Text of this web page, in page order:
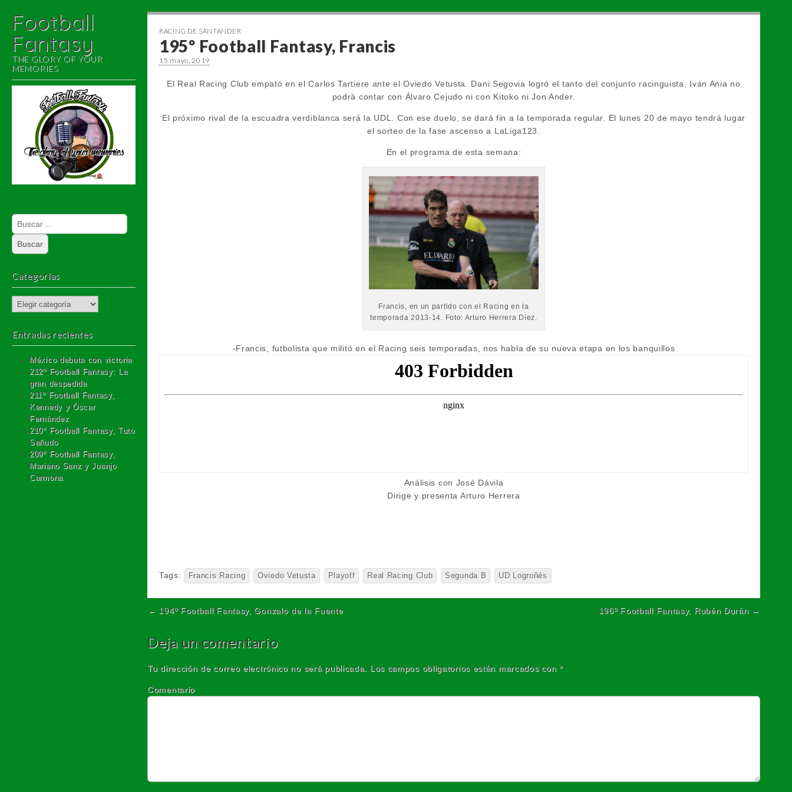
Football
Fantasy
THE GLORY OF YOUR
MEMORIES
Main menu
Buscar:
Categorías
Categorías
Entradas recientes
México debuta con victoria
212º Football Fantasy: La
gran despedida
211º Football Fantasy,
Kennedy y Óscar
Fernández
210º Football Fantasy, Tuto
Sañudo
209º Football Fantasy,
Mariano Sanz y Juanjo
Carmona
RACING DE SANTANDER
195º Football Fantasy, Francis
15 mayo, 2019
El Real Racing Club empató en el Carlos Tartiere ante el Oviedo Vetusta. Dani Segovia logró el tanto del conjunto racinguista. Iván Ania no
podrá contar con Álvaro Cejudo ni con Kitoko ni Jon Ander.
El próximo rival de la escuadra verdiblanca será la UDL. Con ese duelo, se dará fin a la temporada regular. El lunes 20 de mayo tendrá lugar
el sorteo de la fase ascenso a LaLiga123.
En el programa de esta semana:
Francis, en un partido con el Racing en la
temporada 2013-14. Foto: Arturo Herrera Díez.
-Francis, futbolista que militó en el Racing seis temporadas, nos habla de su nueva etapa en los banquillos
Análisis con José Dávila
Dirige y presenta Arturo Herrera
Tags: Francis Racing Oviedo Vetusta Playoff Real Racing Club Segunda B UD Logroñés
← 194º Football Fantasy, Gonzalo de la Fuente 196º Football Fantasy, Rubén Durán →
Deja un comentario
Tu dirección de correo electrónico no será publicada. Los campos obligatorios están marcados con *
Comentario